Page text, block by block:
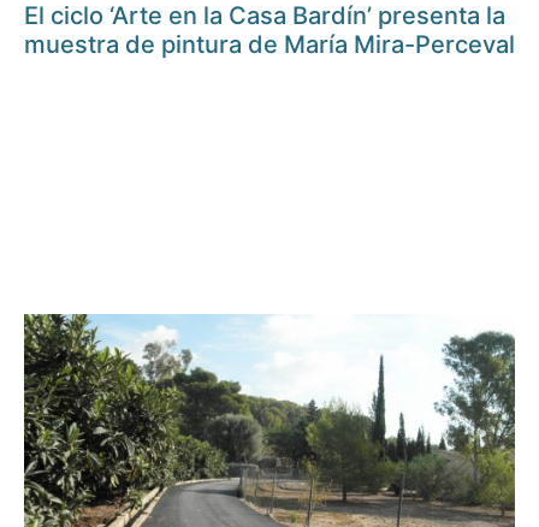
El ciclo ‘Arte en la Casa Bardín’ presenta la
muestra de pintura de María Mira-Perceval